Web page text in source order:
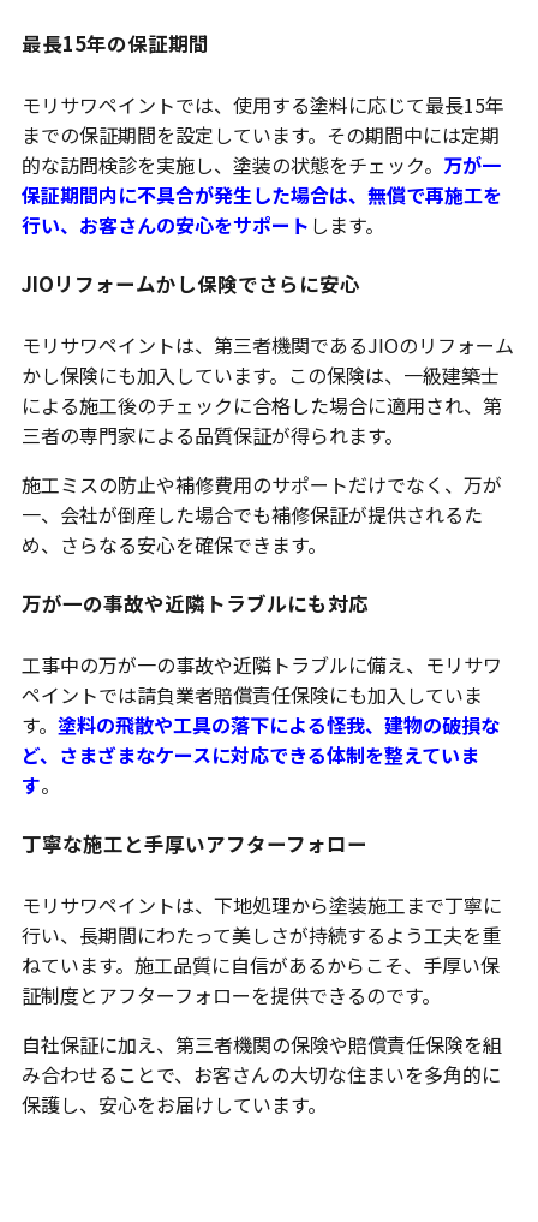
最長15年の保証期間
モリサワペイントでは、使用する塗料に応じて最長15年
までの保証期間を設定しています。その期間中には定期
的な訪問検診を実施し、塗装の状態をチェック。 万が一
保証期間内に不具合が発生した場合は、無償で再施工を
行い、お客さんの安心をサポート します。
JIOリフォームかし保険でさらに安心
モリサワペイントは、第三者機関であるJIOのリフォーム
かし保険にも加入しています。この保険は、一級建築士
による施工後のチェックに合格した場合に適用され、第
三者の専門家による品質保証が得られます。
施工ミスの防止や補修費用のサポートだけでなく、万が
一、会社が倒産した場合でも補修保証が提供されるた
め、さらなる安心を確保できます。
万が一の事故や近隣トラブルにも対応
工事中の万が一の事故や近隣トラブルに備え、モリサワ
ペイントでは請負業者賠償責任保険にも加入していま
す。 塗料の飛散や工具の落下による怪我、建物の破損な
ど、さまざまなケースに対応できる体制を整えていま
す。
丁寧な施工と手厚いアフターフォロー
モリサワペイントは、下地処理から塗装施工まで丁寧に
行い、長期間にわたって美しさが持続するよう工夫を重
ねています。施工品質に自信があるからこそ、手厚い保
証制度とアフターフォローを提供できるのです。
自社保証に加え、第三者機関の保険や賠償責任保険を組
み合わせることで、お客さんの大切な住まいを多角的に
保護し、安心をお届けしています。